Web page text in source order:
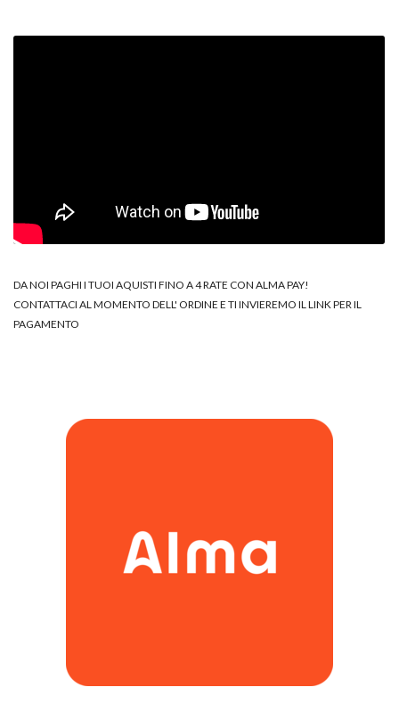
DA NOI PAGHI I TUOI AQUISTI FINO A 4 RATE CON ALMA PAY!
CONTATTACI AL MOMENTO DELL' ORDINE E TI INVIEREMO IL LINK PER IL
PAGAMENTO